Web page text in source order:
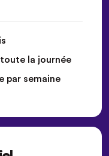
la journée
par semaine